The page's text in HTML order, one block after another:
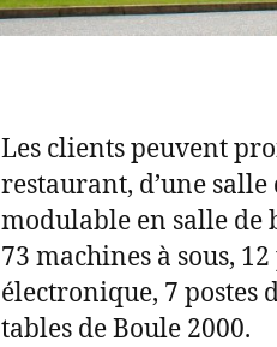
Les clients peuvent
restaurant, d’une salle
modulable en salle de
73 machines à sous,
électronique, 7 postes
tables de Boule 2000.